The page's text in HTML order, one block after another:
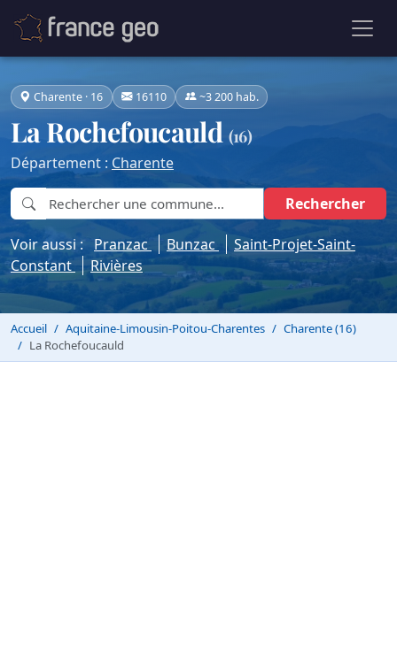
Charente · 16 16110 ~3 200 hab.
La Rochefoucauld (16)
Département : Charente
Rechercher
Voir aussi : Pranzac Bunzac
Saint-Projet-Saint-
Constant
Rivières
Accueil Aquitaine-Limousin-Poitou-Charentes
Charente (16)
La Rochefoucauld